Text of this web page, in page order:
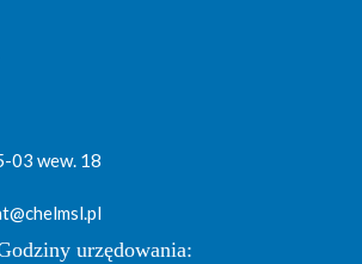
03 wew. 18
urzędowania: